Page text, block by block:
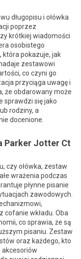
długopisu i ołówka
poprzez
krótkiej wiadomości
osobistego
która pokazuje, jak
zestawowi
co czyni go
przyciąga uwagę i
że obdarowany może
sprawdzi się jako
rodziny, a
docenione.
Parker Jotter Ct
czy ołówka, zestaw
wrażenia podczas
płynne pisanie
zawodowych.
cofanie wkładu. Oba
co sprawia, że są
pisaniu. Zestaw
oraz każdego, kto